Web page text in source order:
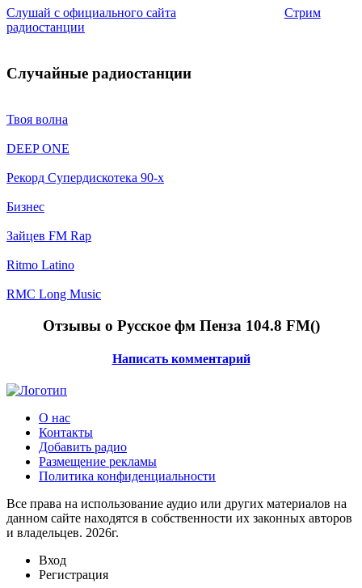
Слушай с официального сайта
Стрим
радиостанции
Случайные радиостанции
Твоя волна
DEEP ONE
Рекорд Супердискотека 90-х
Бизнес
Зайцев FM Rap
Ritmo Latino
RMC Long Music
Отзывы о Русское фм Пенза 104.8 FM()
Написать комментарий
О нас
Контакты
Добавить радио
Размещение рекламы
Политика конфиденциальности
Все права на использование аудио или других материалов на
данном сайте находятся в собственности их законных авторов
и владельцев. 2026г.
Вход
Регистрация